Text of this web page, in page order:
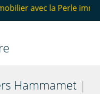
immobilière
Hammamet |